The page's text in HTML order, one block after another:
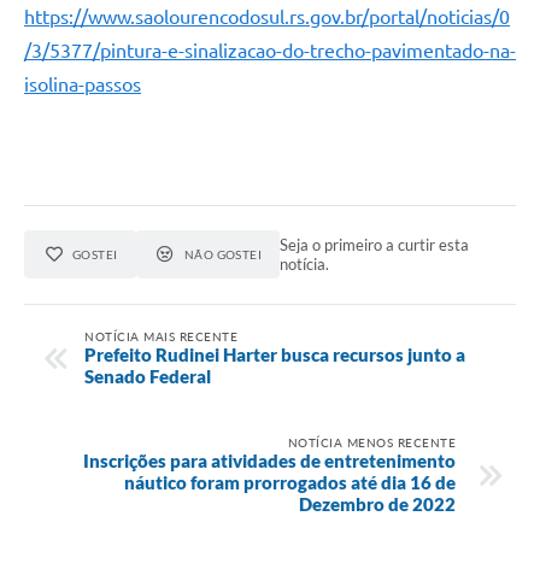
https://www.saolourencodosul.rs.gov.br/portal/noticias/0
/3/5377/pintura-e-sinalizacao-do-trecho-pavimentado-na-
isolina-passos
GOSTEI NÃO GOSTEI
Seja o primeiro a curtir esta
notícia.
NOTÍCIA MAIS RECENTE
Prefeito Rudinei Harter busca recursos junto a
Senado Federal
NOTÍCIA MENOS RECENTE
Inscrições para atividades de entretenimento
náutico foram prorrogados até dia 16 de
Dezembro de 2022